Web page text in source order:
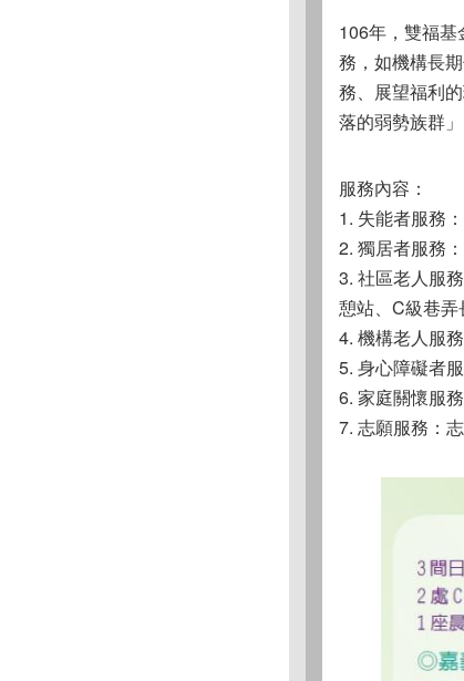
106年，雙福
務，如機構長
務、展望福利
落的弱勢族群」
服務內容：
1. 失能者服務
2. 獨居者服務
3. 社區老人服
憩站、C級巷
4. 機構老人服
5. 身心障礙者
6. 家庭關懷服
7. 志願服務：